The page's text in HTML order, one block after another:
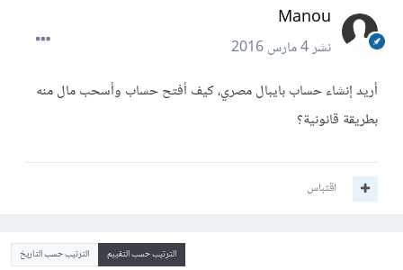
Manou
نشر4 مارس 2016
أريد إنشاء حساب بايبال مصري، كيف أفتح حساب وأسحب مال منه
بطريقة قانونية؟
اقتباس
الترتيب حسب التقييم الترتيب حسب التاريخ